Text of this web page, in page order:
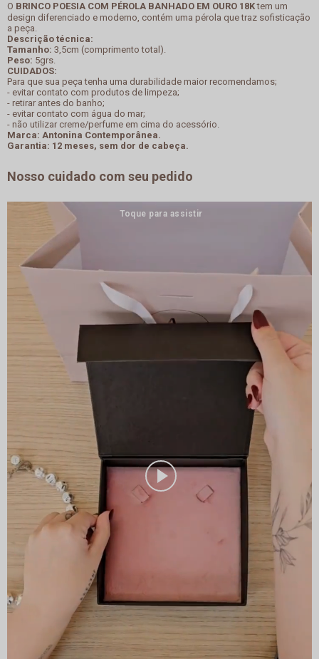
O BRINCO POESIA COM PÉROLA BANHADO EM OURO 18Ktem um
design diferenciado e moderno, contém uma pérola que traz sofisticação
a peça.
Descrição técnica:
Tamanho: 3,5cm (comprimento total).
Peso: 5grs.
CUIDADOS:
Para que sua peça tenha uma durabilidade maior recomendamos;
- evitar contato com produtos de limpeza;
- retirar antes do banho;
- evitar contato com água do mar;
- não utilizar creme/perfume em cima do acessório.
Marca: Antonina Contemporânea.
Garantia: 12 meses, sem dor de cabeça.
Nosso cuidado com seu pedido